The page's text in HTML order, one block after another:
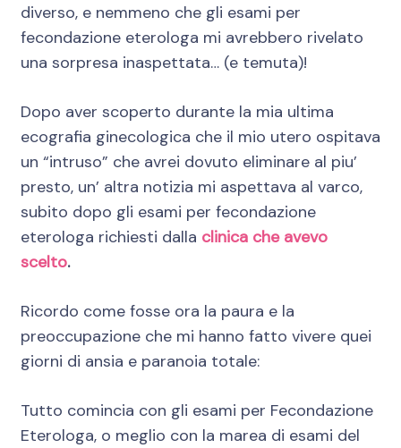
diverso, e nemmeno che gli esami per
fecondazione eterologa mi avrebbero rivelato
una sorpresa inaspettata… (e temuta)!
Dopo aver scoperto durante la mia ultima
ecografia ginecologica che il mio utero ospitava
un “intruso” che avrei dovuto eliminare al piu’
presto, un’ altra notizia mi aspettava al varco,
subito dopo gli esami per fecondazione
eterologa richiesti dalla clinica che avevo
scelto.
Ricordo come fosse ora la paura e la
preoccupazione che mi hanno fatto vivere quei
giorni di ansia e paranoia totale:
Tutto comincia con gli esami per Fecondazione
Eterologa, o meglio con la marea di esami del